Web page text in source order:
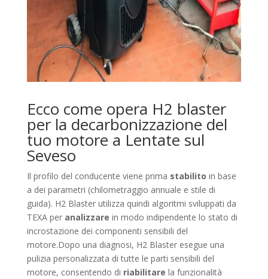
Ecco come opera H2 blaster
per la decarbonizzazione del
tuo motore a Lentate sul
Seveso
Il profilo del conducente viene prima stabilito in base
a dei parametri (chilometraggio annuale e stile di
guida). H2 Blaster utilizza quindi algoritmi sviluppati da
TEXA per analizzare in modo indipendente lo stato di
incrostazione dei componenti sensibili del
motore.Dopo una diagnosi, H2 Blaster esegue una
pulizia personalizzata di tutte le parti sensibili del
motore, consentendo di riabilitare la funzionalità